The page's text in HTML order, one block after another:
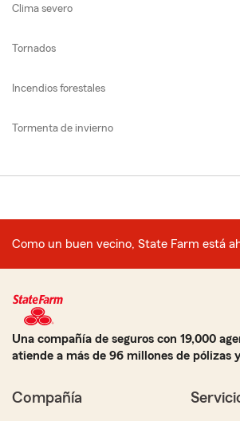
Clima severo
Tornados
Incendios forestales
Tormenta de invierno
Como un buen vecino, State Farm está
Una compañía de seguros con 19,000
atiende a más de 96 millones de pólizas
Compañía